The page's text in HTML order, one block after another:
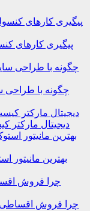
پیگیری کارهای
چگونه با طراحی
دیجیتال مارکتر
بهترین مانیتور
چرا فروش اقساطی